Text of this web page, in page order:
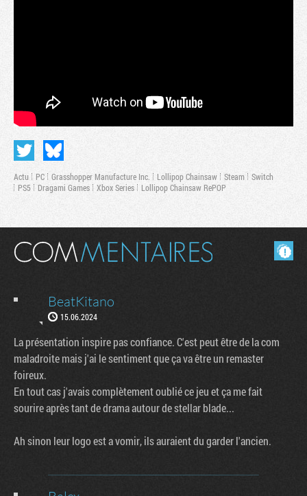
Actu PC Grasshopper Manufacture Inc. Lollipop Chainsaw Steam
Switch
PS5
Dragami Games Xbox Series Lollipop Chainsaw RePOP
Masquer les commentaires lus.
BeatKitano
15.06.2024
La présentation inspire pas confiance. C'est peut être de la com
maladroite mais j'ai le sentiment que ça va être un remaster
foireux.
En tout cas j'avais complètement oublié ce jeu et ça me fait
sourire après tant de drama autour de stellar blade...
Ah sinon leur logo est a vomir, ils auraient du garder l'ancien.